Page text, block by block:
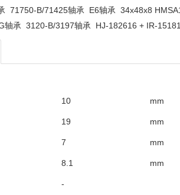
71750-B/71425轴承 E6轴承 34x48x8
轴承 3120-B/3197轴承 HJ-182616 + IR-
10 mm
19 mm
7 mm
8.1 mm
-